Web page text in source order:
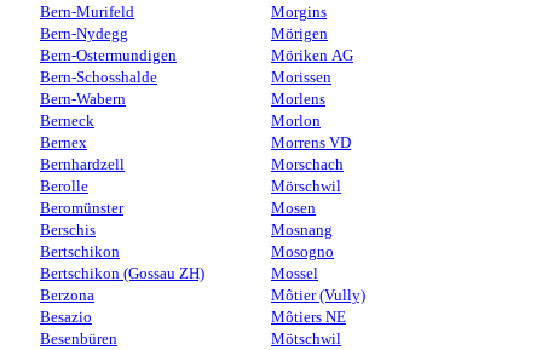
Bern-Murifeld
Bern-Nydegg
Bern-Ostermundigen
Bern-Schosshalde
Bern-Wabern
Berneck
Bernex
Bernhardzell
Berolle
Beromünster
Berschis
Bertschikon
Bertschikon (Gossau ZH)
Berzona
Besazio
Besenbüren
Morgins
Mörigen
Möriken AG
Morissen
Morlens
Morlon
Morrens VD
Morschach
Mörschwil
Mosen
Mosnang
Mosogno
Mossel
Môtier (Vully)
Môtiers NE
Mötschwil